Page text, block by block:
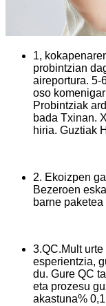
1,
probintzian
aireportura. 5-
oso
Probintziak
bada Txinan.
hiria. Guztiak
2. Ekoizpen
Bezeroen
barne
3.QC.Mult
esperientzia,
du. Gure QC
eta prozesu
akastuna%